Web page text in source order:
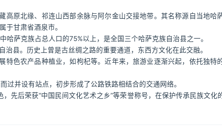
高原北缘、祁连山西部余脉与阿尔金山交接地带。其名称源自当地哈
于甘肃省酒泉市。
萨克族占总人口的75%以上，是全国三个哈萨克族自治县之一。
县。历史上曾是古丝绸之路的重要通道，东西方文化在此交融。
特色农产品种植业，如枸杞等。近年来，旅游业逐渐兴起，依托独特
过并设有站点，初步形成了公路铁路相结合的交通网络。
先后荣获“中国民间文化艺术之乡”等荣誉称号，在保护传承民族文化